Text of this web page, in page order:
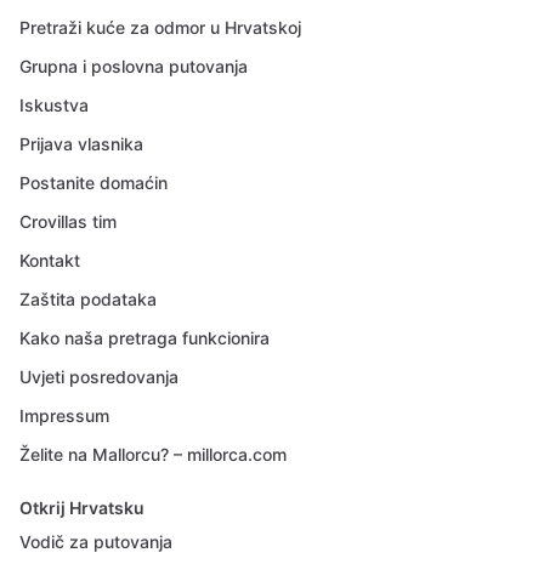
Pretraži kuće za odmor u Hrvatskoj
Grupna i poslovna putovanja
Iskustva
Prijava vlasnika
Postanite domaćin
Crovillas tim
Kontakt
Zaštita podataka
Kako naša pretraga funkcionira
Uvjeti posredovanja
Impressum
Želite na Mallorcu? – millorca.com
Otkrij Hrvatsku
Vodič za putovanja